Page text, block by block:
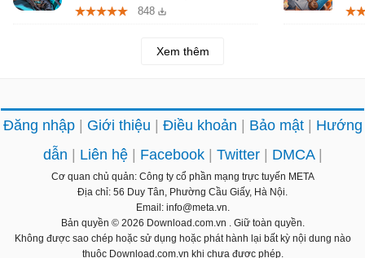
tuyệt đẹp: Sự kiện kỷ niệm 6,5 năm
848
Xem thêm
Đăng nhập Giới thiệu Điều khoản Bảo mật
Hướng
dẫn
Liên hệ Facebook Twitter DMCA
Cơ quan chủ quản: Công ty cổ phần mạng trực tuyến META
Địa chỉ: 56 Duy Tân, Phường Cầu Giấy, Hà Nội.
Email: info@meta.vn.
Bản quyền © 2026 Download.com.vn . Giữ toàn quyền.
Không được sao chép hoặc sử dụng hoặc phát hành lại bất kỳ nội dung nào
thuộc Download.com.vn khi chưa được phép.